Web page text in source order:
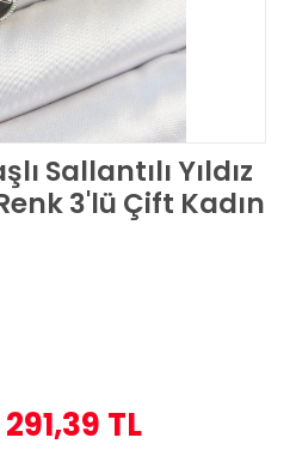
Sallantılı Yıldız
3'lü Çift Kadın
291,39 TL